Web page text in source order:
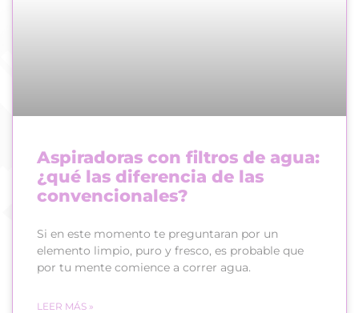
Aspiradoras con filtros de agua:
¿qué las diferencia de las
convencionales?
Si en este momento te preguntaran por un
elemento limpio, puro y fresco, es probable que
por tu mente comience a correr agua.
LEER MÁS »